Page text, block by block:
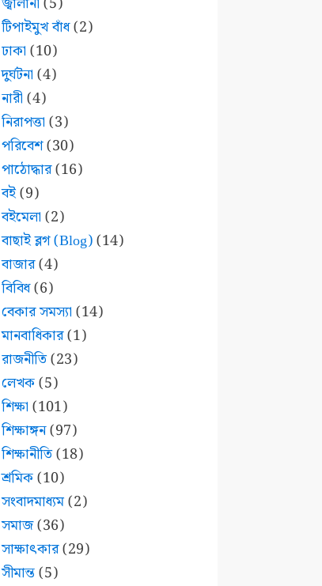
টিপাইমুখ বাঁধ(2)
ঢাকা (10)
দুর্ঘটনা (4)
নারী (4)
নিরাপত্তা (3)
পরিবেশ(30)
পাঠোদ্ধার(16)
বই(9)
বইমেলা (2)
বাছাই ব্লগ (Blog)(14)
বাজার(4)
বিবিধ(6)
বেকার সমস্যা (14)
মানবাধিকার(1)
রাজনীতি(23)
লেখক(5)
শিক্ষা (101)
শিক্ষাঙ্গন(97)
শিক্ষানীতি(18)
শ্রমিক(10)
সংবাদমাধ্যম(2)
সমাজ(36)
সাক্ষাৎকার(29)
সীমান্ত(5)